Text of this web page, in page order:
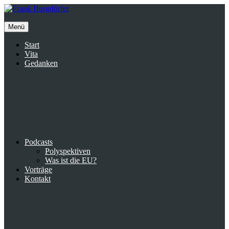
Inhalte
Menü
Start
Vita
Gedanken
Podcasts
Polyspektiven
Was ist die EU?
Vorträge
Kontakt